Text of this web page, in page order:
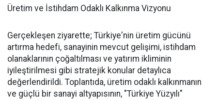
Üretim ve İstihdam Odaklı Kalkınma Vizyonu
Gerçekleşen ziyarette; Türkiye'nin üretim gücünü
artırma hedefi, sanayinin mevcut gelişimi, istihdam
olanaklarının çoğaltılması ve yatırım ikliminin
iyileştirilmesi gibi stratejik konular detaylıca
değerlendirildi. Toplantıda, üretim odaklı kalkınmanın
ve güçlü bir sanayi altyapısının, "Türkiye Yüzyılı"